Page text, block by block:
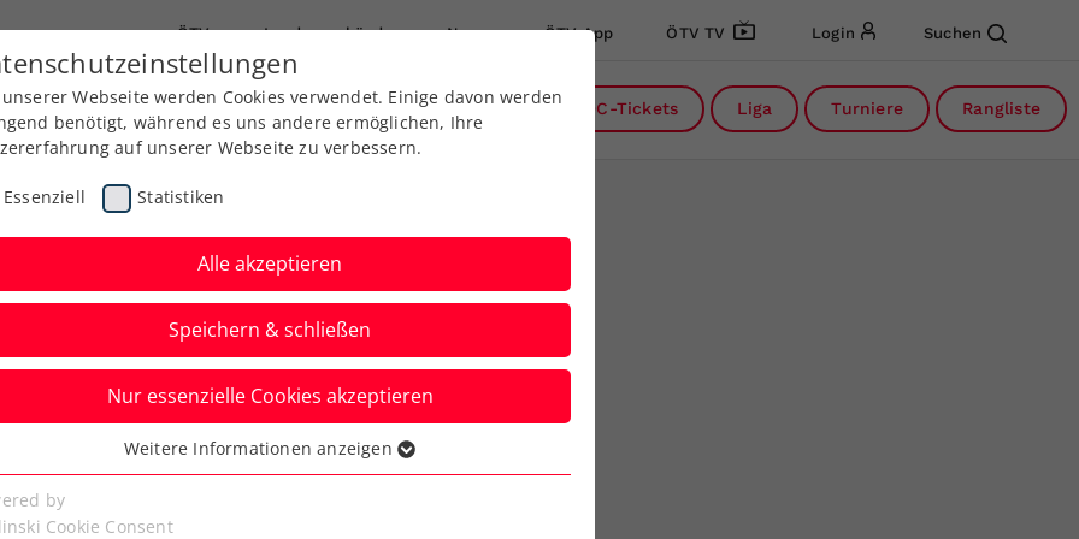
ÖTV Landesverbände News ÖTV App ÖTV TV Login Suchen
Ausbildung Services Über uns DC-Tickets Liga Turniere Rangliste
Potapova verkauft
teuer
Webseite werden Cookies verwendet. Einige davon werden
benötigt, während es uns andere ermöglichen, Ihre
auf unserer Webseite zu verbessern.
Essenziell Statistiken
Alle akzeptieren
Speichern & schließen
Nur essenzielle Cookies akzeptieren
Cookies werden für grundlegende Funktionen der
benötigt. Dadurch ist gewährleistet, dass die Webseite
Weitere Informationen anzeigen
by
Cookie Consent